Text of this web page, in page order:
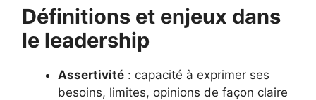
Définitions et enjeux dans
le leadership
Assertivité : capacité à exprimer ses
besoins, limites, opinions de façon claire